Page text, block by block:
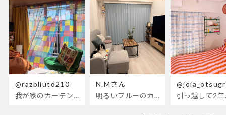
@razbliuto210
我が家のカーテンが新しくなりました🌼早起きが超絶苦手な私が、思わず朝カーテンを開けて光合成するようになったステンドグラスカーテン…！
N.Mさん
明るいブルーのカーテンで、部屋全体が明るく。白を基調とした部屋にぴったりです。